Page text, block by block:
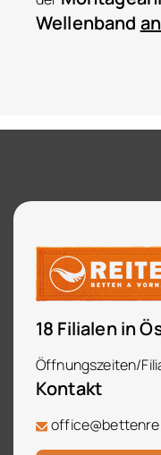
Wellenband
18 Filialen in
Öffnungszeiten/
Kontakt